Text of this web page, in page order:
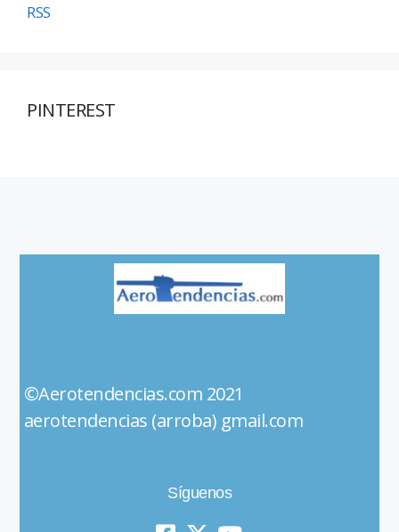
RSS
PINTEREST
©Aerotendencias.com 2021
aerotendencias (arroba) gmail.com
Síguenos